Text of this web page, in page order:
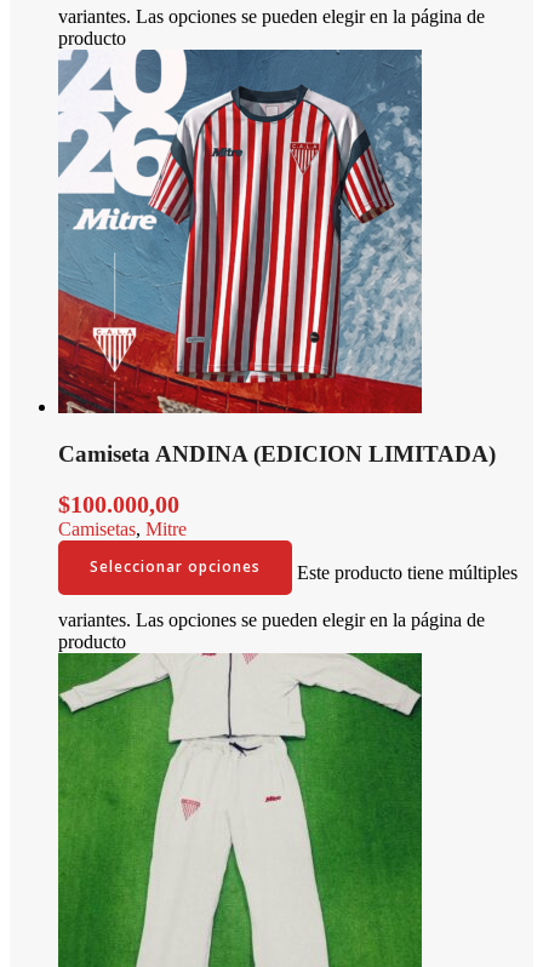
variantes. Las opciones se pueden elegir en la página de
producto
Camiseta ANDINA (EDICION LIMITADA)
$100.000,00
Camisetas, Mitre
Seleccionar opciones
Este producto tiene múltiples
variantes. Las opciones se pueden elegir en la página de
producto